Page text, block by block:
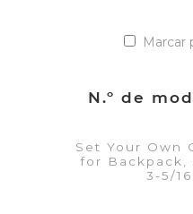
Marcar
N.º de
Set Your Own
for Backpack,
3-5/